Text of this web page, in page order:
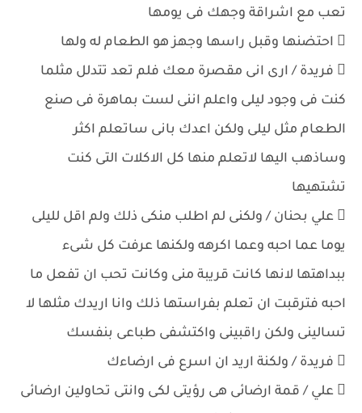
تعب مع اشراقة وجهك فى يومها
 احتضنها وقبل راسها وجهز هو الطعام له ولها
 فريدة / ارى انى مقصرة معك فلم تعد تتدلل مثلما
كنت فى وجود ليلى واعلم اننى لست بماهرة فى صنع
الطعام مثل ليلى ولكن اعدك بانى ساتعلم اكثر
وساذهب اليها لاتعلم منها كل الاكلات التى كنت
تشتهيها
 علي بحنان / ولكنى لم اطلب منكى ذلك ولم اقل لليلى
يوما عما احبه وعما اكرهه ولكنها عرفت كل شىء
ببداهتها لانها كانت قريبة منى وكانت تحب ان تفعل ما
احبه فترقبت ان تعلم بفراستها ذلك وانا اريدك مثلها لا
تسالينى ولكن راقبينى واكتشفى طباعى بنفسك
 فريدة / ولكنة اريد ان اسرع فى ارضاءك
 علي / قمة ارضائى هى رؤيتى لكى وانتى تحاولين ارضائى